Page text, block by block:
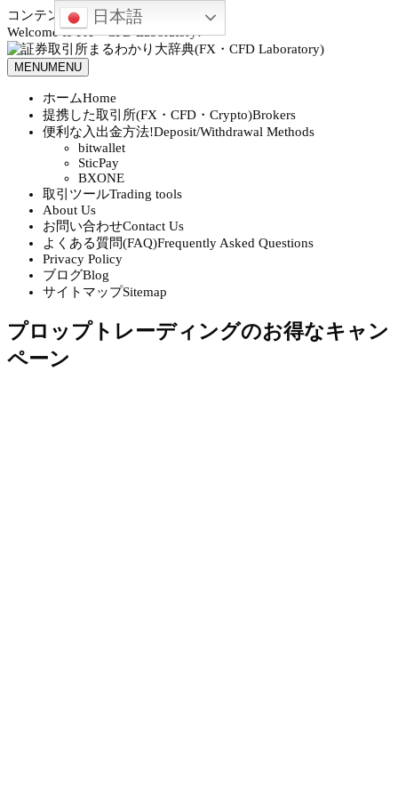
コンテンツへスキップ
Welcome to FX・CFD Laboratory!
MENUMENU
ホームHome
提携した取引所(FX・CFD・Crypto)Brokers
便利な入出金方法!Deposit/Withdrawal Methods
bitwallet
SticPay
BXONE
取引ツールTrading tools
About Us
お問い合わせContact Us
よくある質問(FAQ)Frequently Asked Questions
Privacy Policy
ブログBlog
サイトマップSitemap
プロップトレーディングのお得なキャン
ペーン
日本語